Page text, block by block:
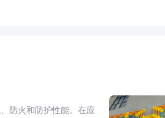
防火和防护性能。在应